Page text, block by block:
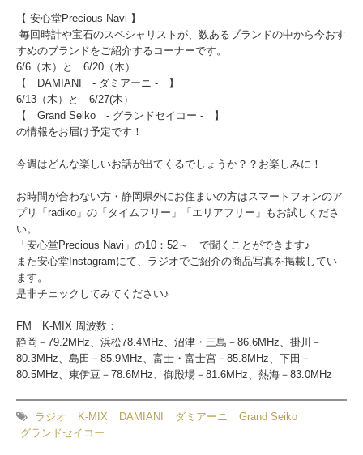
【 安心堂Precious Navi 】
毎回時計や宝石のスペシャリストが、数あるブランドの中から今おす
すめのブランドをご紹介するコーナーです。
6/6（木）と 6/20（木）
【 DAMIANI - ダミアーニ - 】
6/13（木）と 6/27(木）
【 Grand Seiko - グランドセイコー - 】
の情報をお届け予定です！
今週はどんな楽しいお話が出てくるでしょうか？？お楽しみに！
お時間が合わない方・静岡県外にお住まいの方はスマートフォンのア
プリ「radiko」の「タイムフリー」「エリアフリー」もお試しくださ
い。
「安心堂Precious Navi」の10：52～ で聞くことができます♪
また安心堂Instagramにて、ラジオでご紹介の商品写真を掲載してい
ます。
是非チェックしてみてください♪
FM K-MIX 周波数：
静岡－79.2MHz、浜松78.4MHz、沼津・三島－86.6MHz、掛川－
80.3MHz、島田－85.9MHz、富士・富士宮－85.8MHz、下田－
80.5MHz、東伊豆－78.6MHz、御殿場－81.6MHz、熱海－83.0MHz
ラジオ K-MIX DAMIANI ダミアーニ
Grand Seiko
グランドセイコー